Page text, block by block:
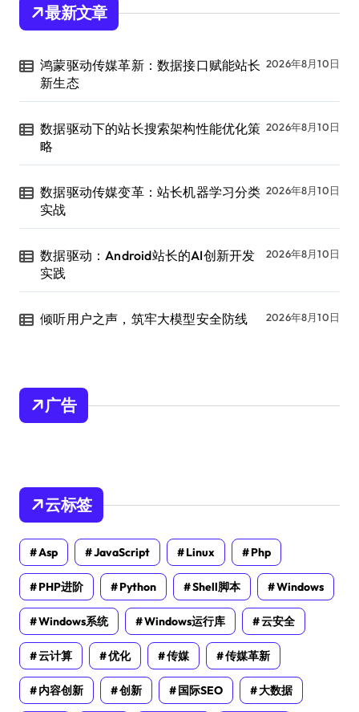
最新文章
鸿蒙驱动传媒革新：数据接口赋能站长
新生态
2026年8月10日
数据驱动下的站长搜索架构性能优化策
略
2026年8月10日
数据驱动传媒变革：站长机器学习分类
实战
2026年8月10日
数据驱动：Android站长的AI创新开发
实践
2026年8月10日
倾听用户之声，筑牢大模型安全防线 2026年8月10日
广告
云标签
Asp JavaScript Linux Php
PHP进阶 Python Shell脚本 Windows
Windows系统 Windows运行库 云安全
云计算 优化 传媒 传媒革新
内容创新 创新 国际SEO 大数据